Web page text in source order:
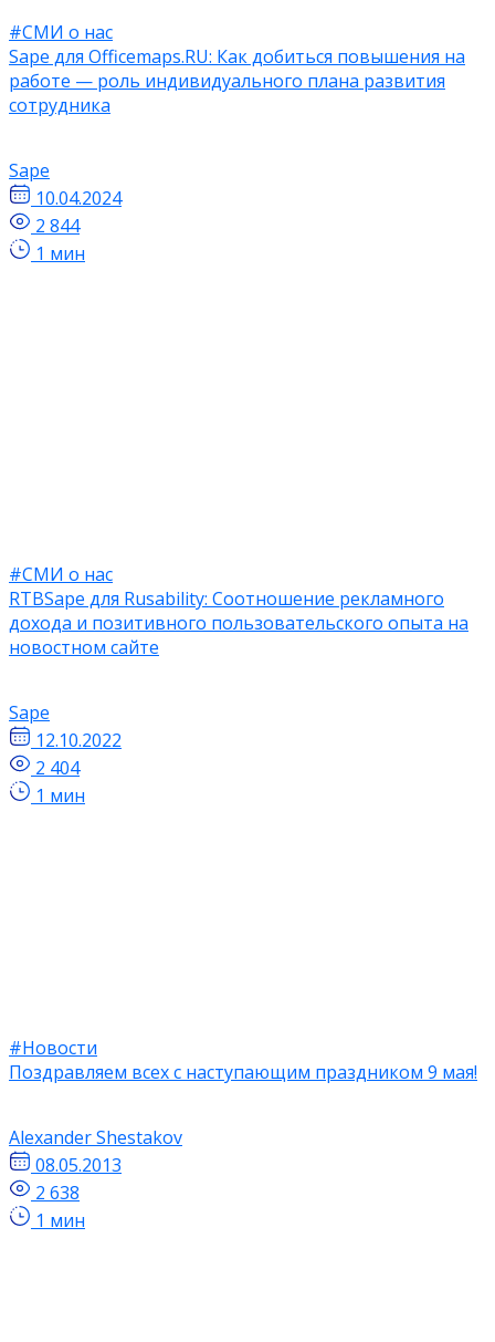
#СМИ о нас
Sape для Officemaps.RU: Как добиться повышения на
работе — роль индивидуального плана развития
сотрудника
Sape
10.04.2024
2 844
1 мин
#СМИ о нас
RTBSape для Rusability: ​​Соотношение рекламного
дохода и позитивного пользовательского опыта на
новостном сайте
Sape
12.10.2022
2 404
1 мин
#Новости
Поздравляем всех с наступающим праздником 9 мая!
Alexander Shestakov
08.05.2013
2 638
1 мин